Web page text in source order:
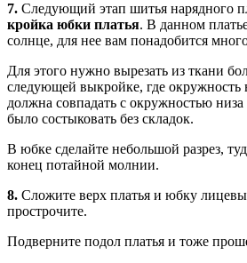
7. Следующий этап шитья нарядного
кройка юбки платья. В данном
солнце, для нее вам понадобится
Для этого нужно вырезать из ткани
следующей выкройке, где окружность
должна совпадать с окружностью
было состыковать без складок.
В юбке сделайте небольшой разрез,
конец потайной молнии.
8. Сложите верх платья и юбку
прострочите.
Подверните подол платья и тоже